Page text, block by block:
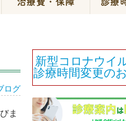
ログ
ま
新型コロナウイ
診療時間変更の